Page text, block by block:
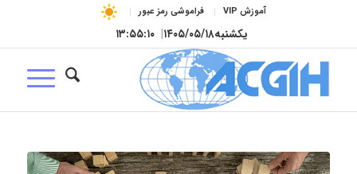
آموزش VIP فراموشی رمز عبور
یکشنبه۱۴۰۵/۰۵/۱۸| ۱۳:۵۵:۱۱